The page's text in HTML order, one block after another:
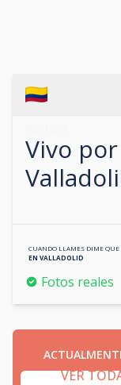
Vivo
CUANDO LLAMES DIME QUE
EN VALLADOLID
Fotos reales
VER